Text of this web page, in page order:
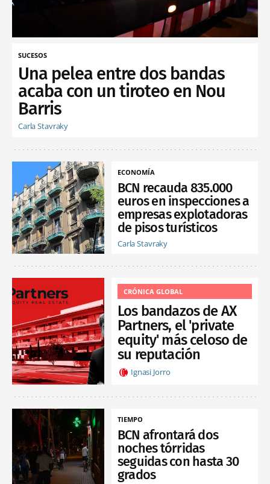
SUCESOS
Una pelea entre dos bandas
acaba con un tiroteo en Nou
Barris
Carla Stavraky
ECONOMÍA
BCN recauda 835.000
euros en inspecciones a
empresas explotadoras
de pisos turísticos
Carla Stavraky
CRÓNICA GLOBAL
Los bandazos de AX
Partners, el 'private
equity' más celoso de
su reputación
Ignasi Jorro
TIEMPO
BCN afrontará dos
noches tórridas
seguidas con hasta 30
grados